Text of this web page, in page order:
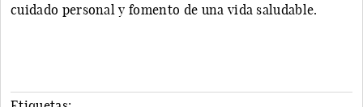
cuidado personal y fomento de una vida saludable.